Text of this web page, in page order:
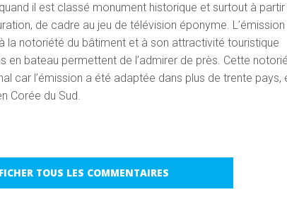
il est classé monument historique et surtout à partir
de cadre au jeu de télévision éponyme. L’émission
la notoriété du bâtiment et à son attractivité touristique
en bateau permettent de l’admirer de près. Cette
car l’émission a été adaptée dans plus de trente pays,
Corée du Sud.
TOUS LES COMMENTAIRES